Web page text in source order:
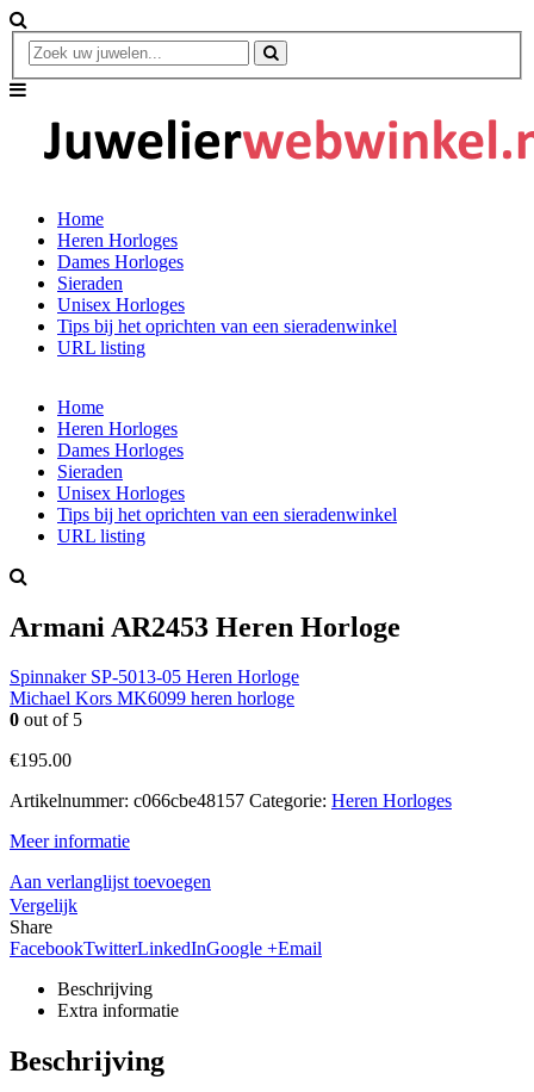
Home
Heren Horloges
Dames Horloges
Sieraden
Unisex Horloges
Tips bij het oprichten van een sieradenwinkel
URL listing
Home
Heren Horloges
Dames Horloges
Sieraden
Unisex Horloges
Tips bij het oprichten van een sieradenwinkel
URL listing
Armani AR2453 Heren Horloge
Spinnaker SP-5013-05 Heren Horloge
Michael Kors MK6099 heren horloge
0 out of 5
€195.00
Artikelnummer: c066cbe48157 Categorie: Heren Horloges
Meer informatie
Aan verlanglijst toevoegen
Vergelijk
Share
FacebookTwitterLinkedInGoogle +Email
Beschrijving
Extra informatie
Beschrijving